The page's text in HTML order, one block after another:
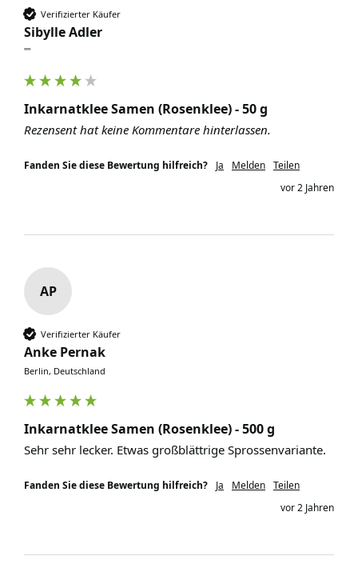
Verifizierter Käufer
Sibylle Adler
""
Inkarnatklee Samen (Rosenklee) - 50 g
Rezensent hat keine Kommentare hinterlassen.
Fanden Sie diese Bewertung hilfreich? Ja Melden Teilen
vor 2 Jahren
AP
Verifizierter Käufer
Anke Pernak
Berlin, Deutschland
Inkarnatklee Samen (Rosenklee) - 500 g
Sehr sehr lecker. Etwas großblättrige Sprossenvariante.
Fanden Sie diese Bewertung hilfreich? Ja Melden Teilen
vor 2 Jahren